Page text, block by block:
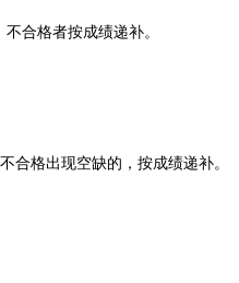
合格者按成绩递补。
格出现空缺的，按成绩递补。